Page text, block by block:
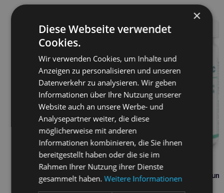
DOLFOS Dolvit Probiotikum
×
Diese Webseite verwendet
Cookies.
Wir verwenden Cookies, um Inhalte und
Anzeigen zu personalisieren und unseren
Datenverkehr zu analysieren. Wir geben
Informationen über Ihre Nutzung unserer
Website auch an unsere Werbe- und
Analysepartner weiter, die diese
möglicherweise mit anderen
Informationen kombinieren, die Sie ihnen
bereitgestellt haben oder die sie im
Rahmen Ihrer Nutzung ihrer Dienste
gesammelt haben.Weitere Informationen